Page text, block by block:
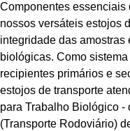
Componentes essenciais
nossos versáteis estojos
integridade das amostras
biológicas. Como
recipientes primários e
estojos de transporte
para Trabalho Biológico -
(Transporte Rodoviário)